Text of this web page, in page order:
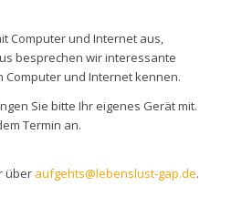
Computer und Internet aus,
besprechen wir interessante
Computer und Internet kennen.
Sie bitte Ihr eigenes Gerät mit.
Termin an.
über aufgehts@lebenslust-gap.de.